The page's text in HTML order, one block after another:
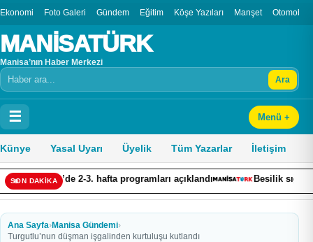
Ekonomi Foto Galeri Gündem Eğitim Köşe Yazıları Manşet Otomobil
MANİSATÜRK
Manisa’nın Haber Merkezi
Arama Ara
☰ Menü +
Künye Yasal Uyarı Üyelik Tüm Yazarlar İletişim
SON DAKİKA
Lig’de 2-3. hafta programları açıklandı Besilik sığırlara
Ana Sayfa›Manisa Gündemi›
Turgutlu’nun düşman işgalinden kurtuluşu kutlandı